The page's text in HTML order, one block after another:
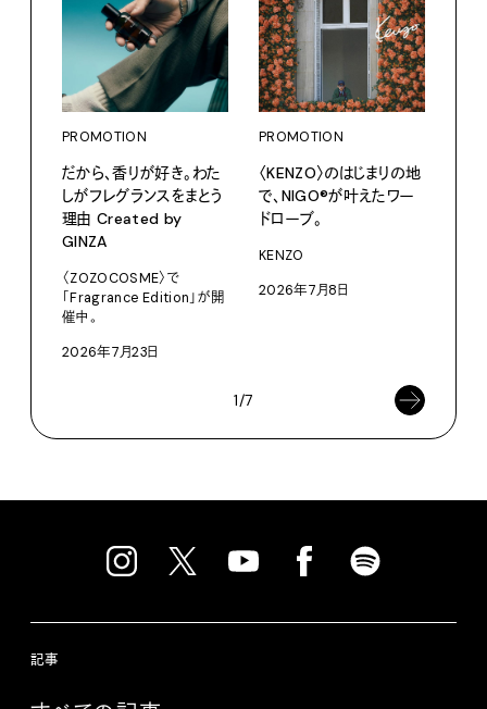
PROMOTION
だから、香りが好き。わた
しがフレグランスをまとう
理由 Created by
GINZA
〈ZOZOCOSME〉で
「Fragrance Edition」が開
催中。
2026年7月23日
PROMOTION
〈KENZO〉のはじまりの地
で、NIGO®が叶えたワー
ドローブ。
KENZO
2026年7月8日
1/7
記事